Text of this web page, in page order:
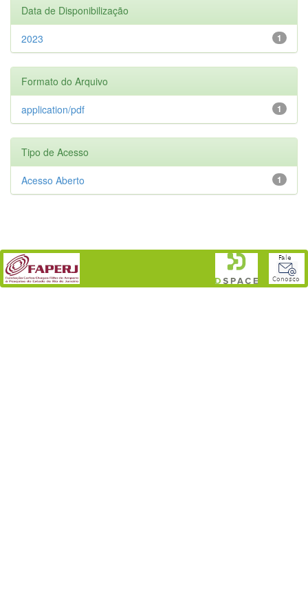
Data de Disponibilização
1
2023
Formato do Arquivo
1
application/pdf
Tipo de Acesso
1
Acesso Aberto